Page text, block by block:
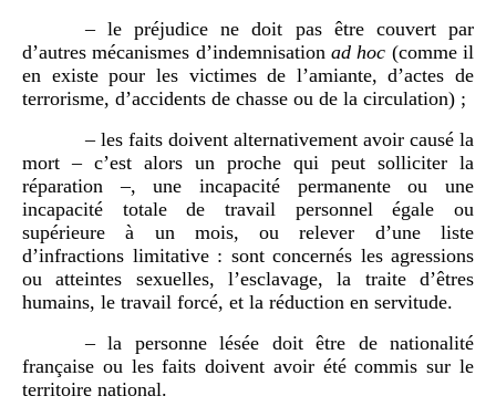
– le préjudice ne doit pas être couvert par
d’autres mécanismes d’indemnisation ad hoc (comme il
en existe pour les victimes de l’amiante, d’actes de
terrorisme, d’accidents de chasse ou de la circulation) ;
– les faits doivent alternativement avoir causé la
mort – c’est alors un proche qui peut solliciter la
réparation –, une incapacité permanente ou une
incapacité totale de travail personnel égale ou
supérieure à un mois, ou relever d’une liste
d’infractions limitative : sont concernés les agressions
ou atteintes sexuelles, l’esclavage, la traite d’êtres
humains, le travail forcé, et la réduction en servitude.
– la personne lésée doit être de nationalité
française ou les faits doivent avoir été commis sur le
territoire national.